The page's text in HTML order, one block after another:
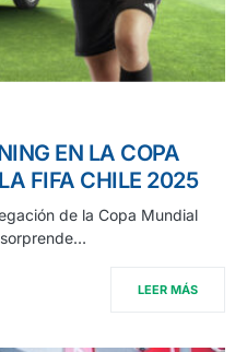
EN LA COPA
FIFA CHILE 2025
de la Copa Mundial
LEER MÁS